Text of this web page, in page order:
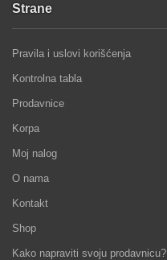
Strane
Pravila i uslovi korišćenja
Kontrolna tabla
Prodavnice
Korpa
Moj nalog
O nama
Kontakt
Shop
Kako napraviti svoju prodavnicu?